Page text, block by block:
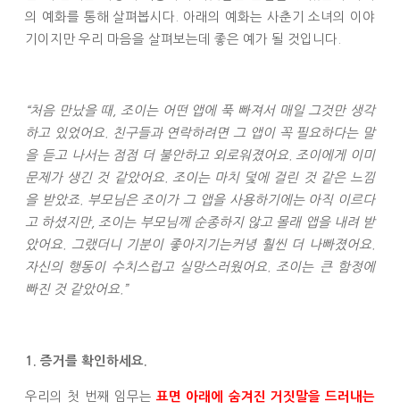
의 예화를 통해 살펴봅시다. 아래의 예화는 사춘기 소녀의 이야
기이지만 우리 마음을 살펴보는데 좋은 예가 될 것입니다.
“처음 만났을 때, 조이는 어떤 앱에 푹 빠져서 매일 그것만 생각
하고 있었어요. 친구들과 연락하려면 그 앱이 꼭 필요하다는 말
을 듣고 나서는 점점 더 불안하고 외로워졌어요. 조이에게 이미
문제가 생긴 것 같았어요. 조이는 마치 덫에 걸린 것 같은 느낌
을 받았죠. 부모님은 조이가 그 앱을 사용하기에는 아직 이르다
고 하셨지만, 조이는 부모님께 순종하지 않고 몰래 앱을 내려 받
았어요. 그랬더니 기분이 좋아지기는커녕 훨씬 더 나빠졌어요.
자신의 행동이 수치스럽고 실망스러웠어요. 조이는 큰 함정에
빠진 것 같았어요.”
1. 증거를 확인하세요.
우리의 첫 번째 임무는 표면 아래에 숨겨진 거짓말을 드러내는